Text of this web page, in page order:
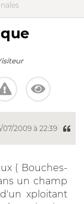
07/2009 à 22:39
( Bouches-
un champ
xploitant